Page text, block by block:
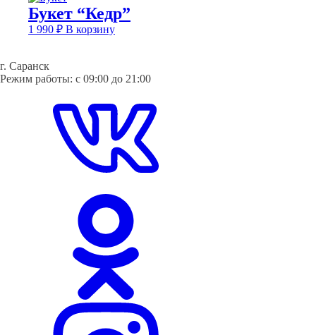
Букет “Кедр”
1 990 ₽ В корзину
г. Саранск
Режим работы: с 09:00 до 21:00